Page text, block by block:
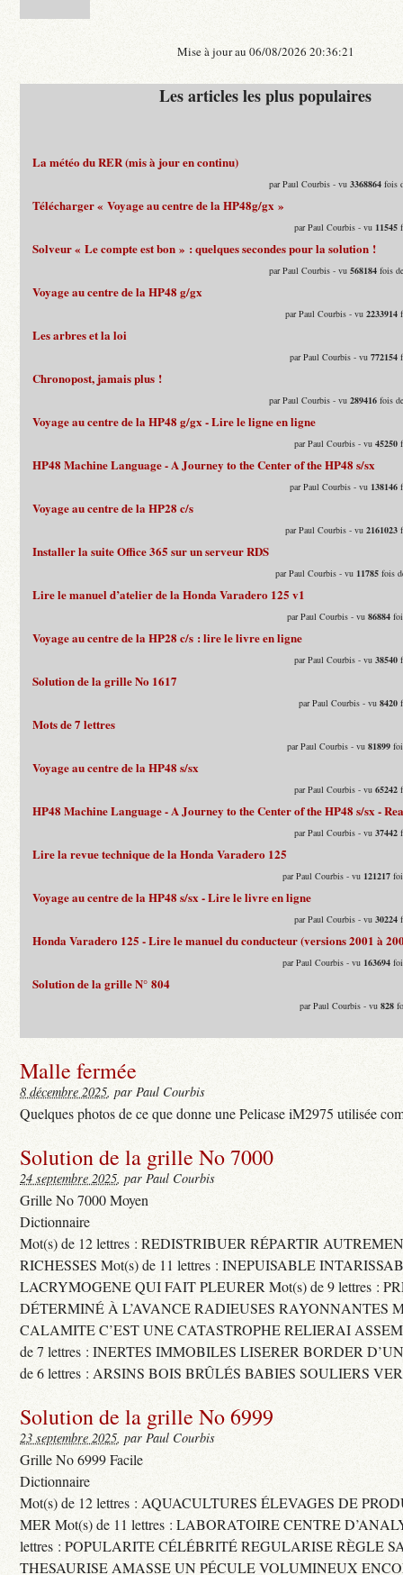
Mise à jour au 06/08/2026 20:36:21
Les articles les plus populaires
La météo du RER (mis à jour en continu)
par Paul Courbis - vu3368864 fois
Télécharger « Voyage au centre de la HP48g/gx »
par Paul Courbis - vu 11545
Solveur « Le compte est bon » : quelques secondes pour la solution !
par Paul Courbis - vu568184 fois
Voyage au centre de la HP48 g/gx
par Paul Courbis - vu2233914
Les arbres et la loi
par Paul Courbis - vu772154
Chronopost, jamais plus !
par Paul Courbis - vu289416 fois
Voyage au centre de la HP48 g/gx - Lire le ligne en ligne
par Paul Courbis - vu45250
HP48 Machine Language - A Journey to the Center of the HP48 s/sx
par Paul Courbis - vu 138146
Voyage au centre de la HP28 c/s
par Paul Courbis - vu2161023
Installer la suite Office 365 sur un serveur RDS
par Paul Courbis - vu 11785 fois
Lire le manuel d’atelier de la Honda Varadero 125 v1
par Paul Courbis - vu86884
Voyage au centre de la HP28 c/s : lire le livre en ligne
par Paul Courbis - vu38540
Solution de la grille No 1617
par Paul Courbis - vu8420
Mots de 7 lettres
par Paul Courbis - vu81899
Voyage au centre de la HP48 s/sx
par Paul Courbis - vu65242
HP48 Machine Language - A Journey to the Center of the HP48 s/sx -
par Paul Courbis - vu37442
Lire la revue technique de la Honda Varadero 125
par Paul Courbis - vu 121217
Voyage au centre de la HP48 s/sx - Lire le livre en ligne
par Paul Courbis - vu30224
Honda Varadero 125 - Lire le manuel du conducteur (versions 2001 à
par Paul Courbis - vu 163694
Solution de la grille N° 804
par Paul Courbis - vu828
Malle fermée
8 décembre 2025, par Paul Courbis
Quelques photos de ce que donne une Pelicase iM2975 utilisée
Solution de la grille No 7000
24 septembre 2025, par Paul Courbis
Grille No 7000 Moyen
Dictionnaire
Mot(s) de 12 lettres : REDISTRIBUER RÉPARTIR
RICHESSES Mot(s) de 11 lettres : INEPUISABLE
LACRYMOGENE QUI FAIT PLEURER Mot(s) de 9 lettres :
DÉTERMINÉ À L’AVANCE RADIEUSES RAYONNANTES
CALAMITE C’EST UNE CATASTROPHE RELIERAI
de 7 lettres : INERTES IMMOBILES LISERER BORDER
de 6 lettres : ARSINS BOIS BRÛLÉS BABIES SOULIERS
Solution de la grille No 6999
23 septembre 2025, par Paul Courbis
Grille No 6999 Facile
Dictionnaire
Mot(s) de 12 lettres : AQUACULTURES ÉLEVAGES DE
MER Mot(s) de 11 lettres : LABORATOIRE CENTRE
lettres : POPULARITE CÉLÉBRITÉ REGULARISE RÈGLE
THESAURISE AMASSE UN PÉCULE VOLUMINEUX